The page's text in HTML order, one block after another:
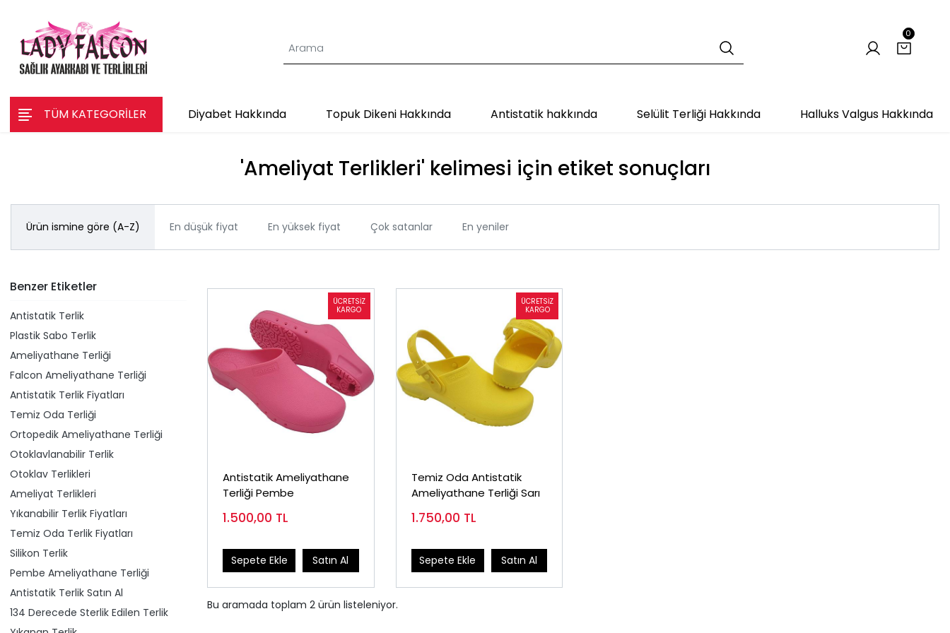
0
TÜM KATEGORİLER Diyabet Hakkında Topuk Dikeni Hakkında Antistatik hakkında Selülit Terliği Hakkında Halluks Valgus Hakkında
'Ameliyat Terlikleri' kelimesi için etiket sonuçları
Ürün ismine göre (A-Z) En düşük fiyat En yüksek fiyat Çok satanlar En yeniler
Benzer Etiketler
Antistatik Terlik
Plastik Sabo Terlik
Ameliyathane Terliği
Falcon Ameliyathane Terliği
Antistatik Terlik Fiyatları
Temiz Oda Terliği
Ortopedik Ameliyathane Terliği
Otoklavlanabilir Terlik
Otoklav Terlikleri
Ameliyat Terlikleri
Yıkanabilir Terlik Fiyatları
Temiz Oda Terlik Fiyatları
Silikon Terlik
Pembe Ameliyathane Terliği
Antistatik Terlik Satın Al
134 Derecede Sterlik Edilen Terlik
Antistatik Ameliyathane
Terliği Pembe
1.500,00 TL
Sepete Ekle Satın Al
Temiz Oda Antistatik
Ameliyathane Terliği Sarı
1.750,00 TL
Sepete Ekle Satın Al
Bu aramada toplam 2 ürün listeleniyor.